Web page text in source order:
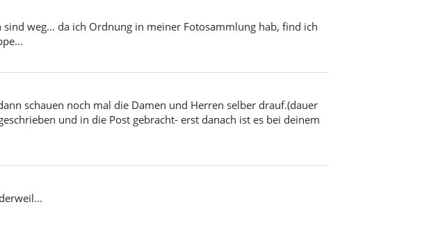
weg... da ich Ordnung in meiner Fotosammlung hab, find ich
schauen noch mal die Damen und Herren selber drauf.(dauer
und in die Post gebracht- erst danach ist es bei deinem